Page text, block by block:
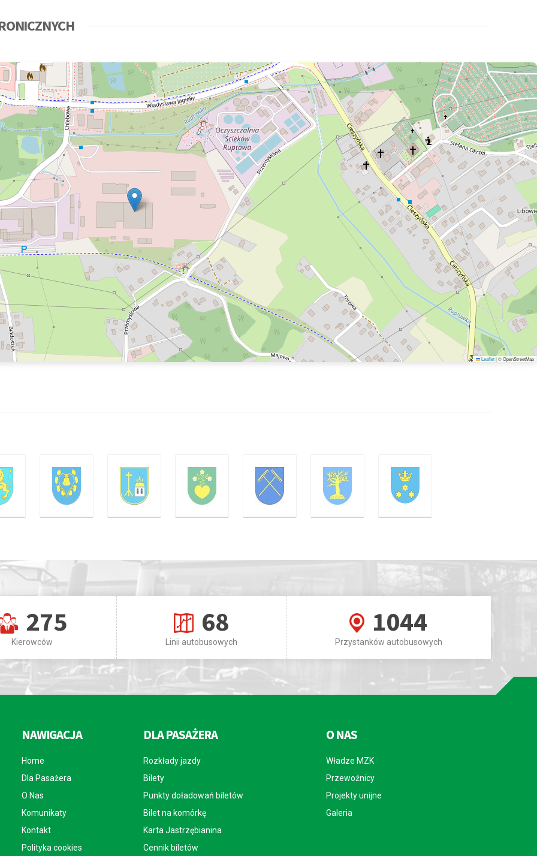
275
Kierowców
68
Linii autobusowych
1044
Przystanków autobusowych
NAWIGACJA
Home
Dla Pasażera
O Nas
Komunikaty
Kontakt
Polityka cookies
DLA PASAŻERA
Rozkłady jazdy
Bilety
Punkty doładowań biletów
Bilet na komórkę
Karta Jastrzębianina
Cennik biletów
O NAS
Władze MZK
Przewoźnicy
Projekty unijne
Galeria